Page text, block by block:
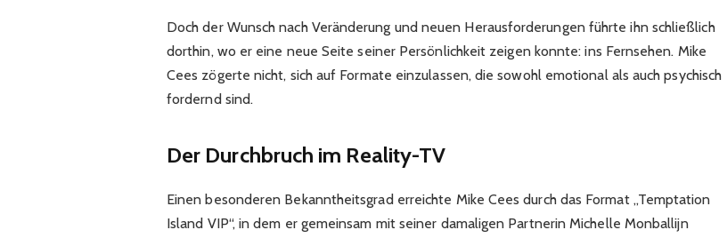
Doch der Wunsch nach Veränderung und neuen Herausforderungen führte ihn schließlich
dorthin, wo er eine neue Seite seiner Persönlichkeit zeigen konnte: ins Fernsehen. Mike
Cees zögerte nicht, sich auf Formate einzulassen, die sowohl emotional als auch psychisch
fordernd sind.
Der Durchbruch im Reality-TV
Einen besonderen Bekanntheitsgrad erreichte Mike Cees durch das Format „Temptation
Island VIP“, in dem er gemeinsam mit seiner damaligen Partnerin Michelle Monballijn